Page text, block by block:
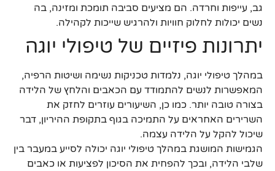
גב, עייפות וחרדה. הם מציעים סביבה תומכת ומזינה, בה
נשים יכולות לחלוק חוויות ולהרגיש שייכות לקהילה.
יתרונות פיזיים של טיפולי יוגה
במהלך טיפולי יוגה, נלמדות טכניקות נשימה ושיטות הרפיה,
המאפשרות לנשים להתמודד עם הכאבים והלחץ של הלידה
בצורה טובה יותר. כמו כן, השיעורים עוזרים לחזק את
השרירים האחראים על התמיכה בגוף בתקופת ההיריון, דבר
שיכול להקל על הלידה עצמה.
הגמישות המושגת במהלך טיפולי יוגה יכולה לסייע במעבר בין
שלבי הלידה, ובכך להפחית את הסיכון לפציעות או כאבים